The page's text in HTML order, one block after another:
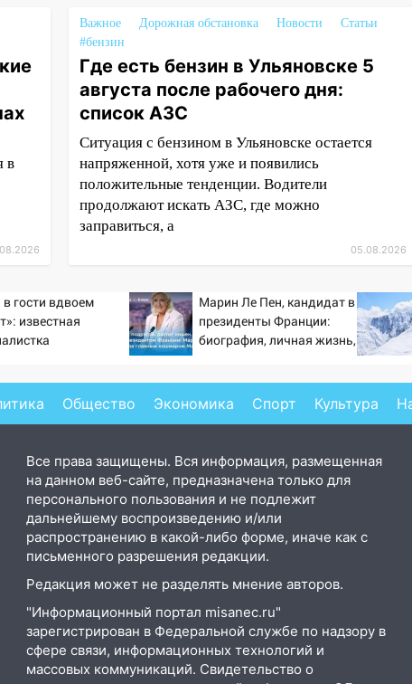
в
Важное Дорожная обстановка Новости
Статьи
#бензин
Где есть бензин в Ульяновске 5
августа после рабочего дня:
список АЗС
Ситуация с бензином в Ульяновске остается
напряженной, хотя уже и появились
положительные тенденции. Водители
продолжают искать АЗС, где можно
заправиться, а
05.08.2026
гости вдвоем
известная
Марин Ле Пен, кандидат в
президенты Франции:
биография, личная жизнь,
выборы президента
Франции 2027, последние
Общество Экономика Спорт Культура
Все права защищены. Вся информация, размещенная
на данном веб-сайте, предназначена только для
персонального пользования и не подлежит
дальнейшему воспроизведению и/или
распространению в какой-либо форме, иначе как с
письменного разрешения редакции.
Редакция может не разделять мнение авторов.
"Информационный портал misanec.ru"
зарегистрирован в Федеральной службе по надзору в
сфере связи, информационных технологий и
массовых коммуникаций. Свидетельство о